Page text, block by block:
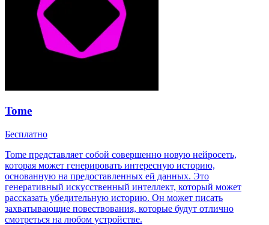
Tome
Бесплатно
Tome представляет собой совершенно новую нейросеть,
которая может генерировать интересную историю,
основанную на предоставленных ей данных. Это
генеративный искусственный интеллект, который может
рассказать убедительную историю. Он может писать
захватывающие повествования, которые будут отлично
смотреться на любом устройстве.